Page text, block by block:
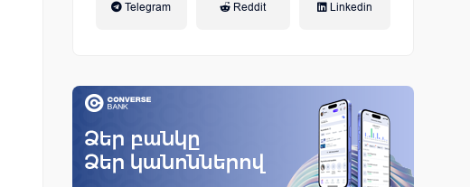
Telegram Reddit Linkedin